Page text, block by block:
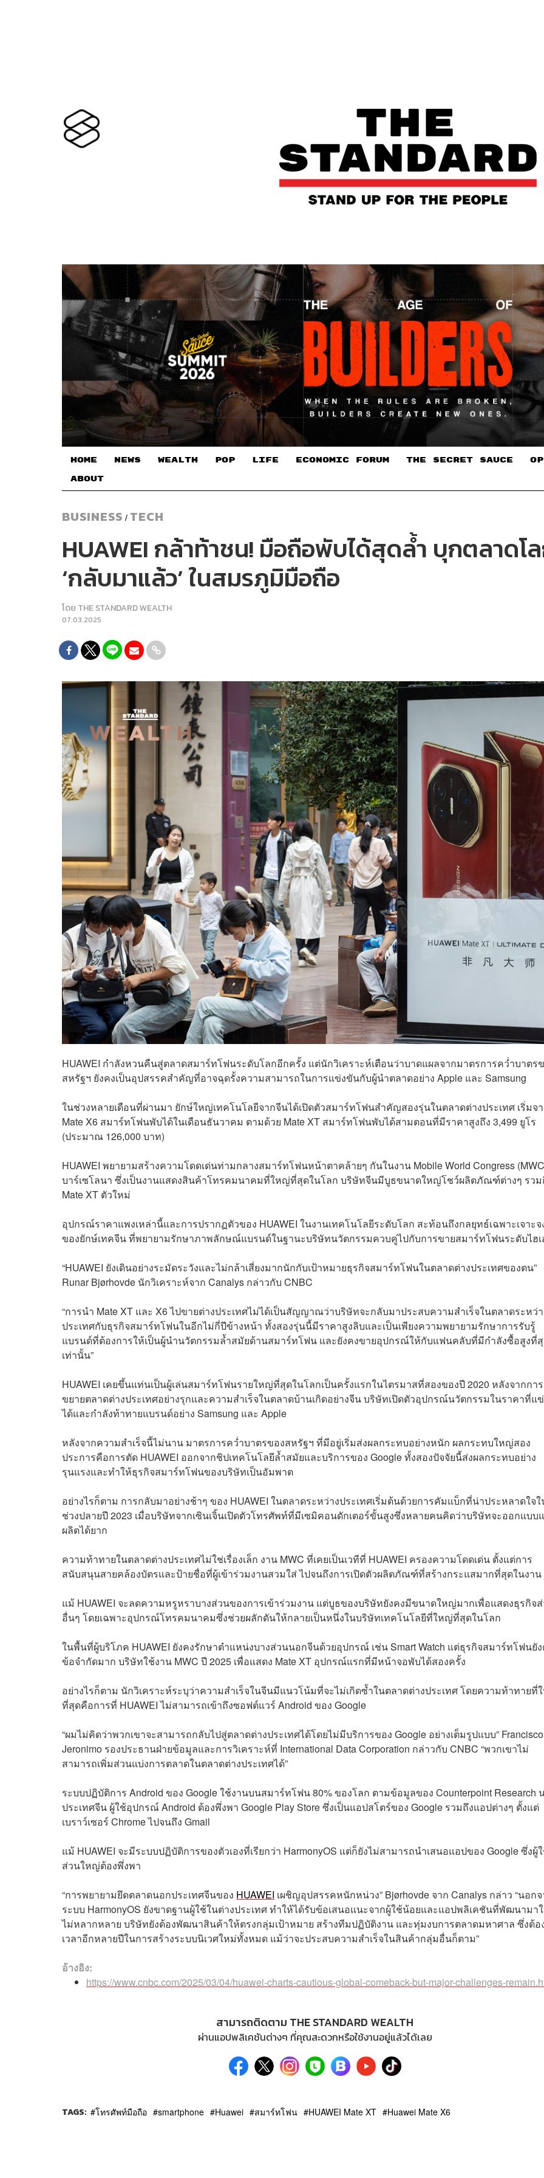
HOME NEWS WEALTH POP LIFE ECONOMIC FORUM THE SECRET SAUCE​
ABOUT
BUSINESS / TECH
HUAWEI กล้าท้าชน! มือถือพับได้สุดล้ำ บุกตลา
‘กลับมาแล้ว’ ในสมรภูมิมือถือ
โดย THE STANDARD WEALTH
07.03.2025
HUAWEI กำลังหวนคืนสู่ตลาดสมาร์ทโฟนระดับโลกอีกครั้ง แต่นักวิเคราะห์เตือนว่าบาดแผลจากมาตรการคว่ำบาตร
สหรัฐฯ ยังคงเป็นอุปสรรคสำคัญที่อาจฉุดรั้งความสามารถในการแข่งขันกับผู้นำตลาดอย่าง Apple และ Samsung
ในช่วงหลายเดือนที่ผ่านมา ยักษ์ใหญ่เทคโนโลยีจากจีนได้เปิดตัวสมาร์ทโฟนสำคัญสองรุ่นในตลาดต่างประเทศ เริ่มจ
Mate X6 สมาร์ทโฟนพับได้ในเดือนธันวาคม ตามด้วย Mate XT สมาร์ทโฟนพับได้สามตอนที่มีราคาสูงถึง 3,499 ยูโร
(ประมาณ 126,000 บาท)
HUAWEI พยายามสร้างความโดดเด่นท่ามกลางสมาร์ทโฟนหน้าตาคล้ายๆ กันในงาน Mobile World Congress
บาร์เซโลนา ซึ่งเป็นงานแสดงสินค้าโทรคมนาคมที่ใหญ่ที่สุดในโลก บริษัทจีนมีบูธขนาดใหญ่โชว์ผลิตภัณฑ์ต่างๆ รวม
Mate XT ตัวใหม่
อุปกรณ์ราคาแพงเหล่านี้และการปรากฏตัวของ HUAWEI ในงานเทคโนโลยีระดับโลก สะท้อนถึงกลยุทธ์เฉพาะเจาะจ
ของยักษ์เทคจีน ที่พยายามรักษาภาพลักษณ์แบรนด์ในฐานะบริษัทนวัตกรรมควบคู่ไปกับการขายสมาร์ทโฟนระดับไฮ
“HUAWEI ยังเดินอย่างระมัดระวังและไม่กล้าเสี่ยงมากนักกับเป้าหมายธุรกิจสมาร์ทโฟนในตลาดต่างประเทศของตน”
Runar Bjørhovde นักวิเคราะห์จาก Canalys กล่าวกับ CNBC
“การนำ Mate XT และ X6 ไปขายต่างประเทศไม่ได้เป็นสัญญาณว่าบริษัทจะกลับมาประสบความสำเร็จในตลาดระหว่
ประเทศกับธุรกิจสมาร์ทโฟนในอีกไม่กี่ปีข้างหน้า ทั้งสองรุ่นนี้มีราคาสูงลิบและเป็นเพียงความพยายามรักษาการรับรู้
แบรนด์ที่ต้องการให้เป็นผู้นำนวัตกรรมล้ำสมัยด้านสมาร์ทโฟน และยังคงขายอุปกรณ์ให้กับแฟนคลับที่มีกำลังซื้อสูงที่
เท่านั้น”
HUAWEI เคยขึ้นแท่นเป็นผู้เล่นสมาร์ทโฟนรายใหญ่ที่สุดในโลกเป็นครั้งแรกในไตรมาสที่สองของปี 2020 หลังจากการ
ขยายตลาดต่างประเทศอย่างรุกและความสำเร็จในตลาดบ้านเกิดอย่างจีน บริษัทเปิดตัวอุปกรณ์นวัตกรรมในราคาที่แ
ได้และกำลังท้าทายแบรนด์อย่าง Samsung และ Apple
หลังจากความสำเร็จนี้ไม่นาน มาตรการคว่ำบาตรของสหรัฐฯ ที่มีอยู่เริ่มส่งผลกระทบอย่างหนัก ผลกระทบใหญ่สอง
ประการคือการตัด HUAWEI ออกจากชิปเทคโนโลยีล้ำสมัยและบริการของ Google ทั้งสองปัจจัยนี้ส่งผลกระทบอย่าง
รุนแรงและทำให้ธุรกิจสมาร์ทโฟนของบริษัทเป็นอัมพาต
อย่างไรก็ตาม การกลับมาอย่างช้าๆ ของ HUAWEI ในตลาดระหว่างประเทศเริ่มต้นด้วยการคัมแบ็กที่น่าประหลาดใจ
ช่วงปลายปี 2023 เมื่อบริษัทจากเซินเจิ้นเปิดตัวโทรศัพท์ที่มีเซมิคอนดักเตอร์ขั้นสูงซึ่งหลายคนคิดว่าบริษัทจะออกแบบ
ผลิตได้ยาก
ความท้าทายในตลาดต่างประเทศไม่ใช่เรื่องเล็ก งาน MWC ที่เคยเป็นเวทีที่ HUAWEI ครองความโดดเด่น ตั้งแต่การ
สนับสนุนสายคล้องบัตรและป้ายชื่อที่ผู้เข้าร่วมงานสวมใส่ ไปจนถึงการเปิดตัวผลิตภัณฑ์ที่สร้างกระแสมากที่สุดในงาน
แม้ HUAWEI จะลดความหรูหราบางส่วนของการเข้าร่วมงาน แต่บูธของบริษัทยังคงมีขนาดใหญ่มากเพื่อแสดงธุรกิจ
อื่นๆ โดยเฉพาะอุปกรณ์โทรคมนาคมซึ่งช่วยผลักดันให้กลายเป็นหนึ่งในบริษัทเทคโนโลยีที่ใหญ่ที่สุดในโลก
ในพื้นที่ผู้บริโภค HUAWEI ยังคงรักษาตำแหน่งบางส่วนนอกจีนด้วยอุปกรณ์ เช่น Smart Watch แต่ธุรกิจสมาร์ทโฟนยั
ข้อจำกัดมาก บริษัทใช้งาน MWC ปี 2025 เพื่อแสดง Mate XT อุปกรณ์แรกที่มีหน้าจอพับได้สองครั้ง
อย่างไรก็ตาม นักวิเคราะห์ระบุว่าความสำเร็จในจีนมีแนวโน้มที่จะไม่เกิดซ้ำในตลาดต่างประเทศ โดยความท้าทายที่
ที่สุดคือการที่ HUAWEI ไม่สามารถเข้าถึงซอฟต์แวร์ Android ของ Google
“ผมไม่คิดว่าพวกเขาจะสามารถกลับไปสู่ตลาดต่างประเทศได้โดยไม่มีบริการของ Google อย่างเต็มรูปแบบ” Francisco
Jeronimo รองประธานฝ่ายข้อมูลและการวิเคราะห์ที่ International Data Corporation กล่าวกับ CNBC “พวกเขาไม่
สามารถเพิ่มส่วนแบ่งการตลาดในตลาดต่างประเทศได้”
ระบบปฏิบัติการ Android ของ Google ใช้งานบนสมาร์ทโฟน 80% ของโลก ตามข้อมูลของ Counterpoint Research
ประเทศจีน ผู้ใช้อุปกรณ์ Android ต้องพึ่งพา Google Play Store ซึ่งเป็นแอปสโตร์ของ Google รวมถึงแอปต่างๆ ตั้งแต่
เบราว์เซอร์ Chrome ไปจนถึง Gmail
แม้ HUAWEI จะมีระบบปฏิบัติการของตัวเองที่เรียกว่า HarmonyOS แต่ก็ยังไม่สามารถนำเสนอแอปของ Google ซึ่งผู้
ส่วนใหญ่ต้องพึ่งพา
“การพยายามยึดตลาดนอกประเทศจีนของ HUAWEI เผชิญอุปสรรคหนักหน่วง” Bjørhovde จาก Canalys กล่าว “นอก
ระบบ HarmonyOS ยังขาดฐานผู้ใช้ในต่างประเทศ ทำให้ได้รับข้อเสนอแนะจากผู้ใช้น้อยและแอปพลิเคชันที่พัฒนามา
ไม่หลากหลาย บริษัทยังต้องพัฒนาสินค้าให้ตรงกลุ่มเป้าหมาย สร้างทีมปฏิบัติงาน และทุ่มงบการตลาดมหาศาล ซึ่งต้อ
เวลาอีกหลายปีในการสร้างระบบนิเวศใหม่ทั้งหมด แม้ว่าจะประสบความสำเร็จในสินค้ากลุ่มอื่นก็ตาม”
อ้างอิง:
https://www.cnbc.com/2025/03/04/huawei-charts-cautious-global-comeback-but-major-challenges-
สามารถติดตาม THE STANDARD WEALTH
ผ่านแอปพลิเคชันต่างๆ ที่คุณสะดวกหรือใช้งานอยู่แล้วได้เลย
TAGS: โทรศัพท์มือถือ smartphone Huawei สมาร์ทโฟน HUAWEI Mate XT Huawei Mate X6